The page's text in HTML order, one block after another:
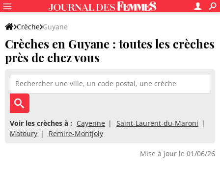
Crèche Guyane
Crèches en Guyane : toutes les crèches
près de chez vous
Voir les crèches à : Cayenne
Saint-Laurent-du-Maroni
Matoury
Remire-Montjoly
Mise à jour le 01/06/26